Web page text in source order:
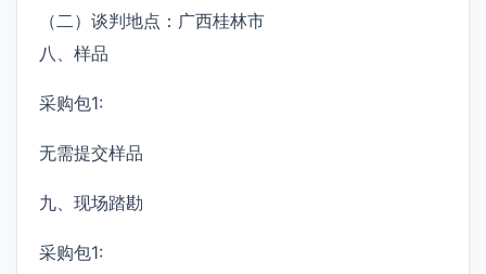
（二）谈判地点：广西桂林市
八、样品
采购包1:
无需提交样品
九、现场踏勘
采购包1: